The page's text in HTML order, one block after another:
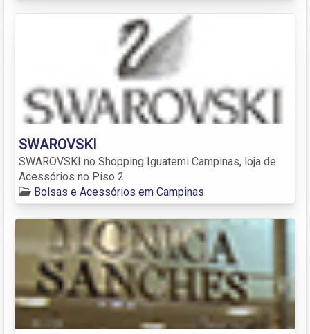
SWAROVSKI
SWAROVSKI no Shopping Iguatemi Campinas, loja de
Acessórios no Piso 2.
Bolsas e Acessórios em Campinas